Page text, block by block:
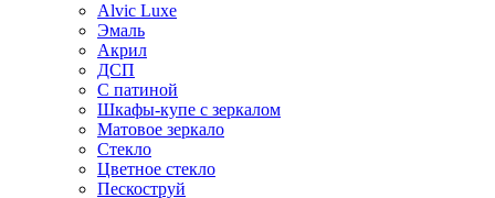
Alvic Luxe
Эмаль
Акрил
ДСП
С патиной
Шкафы-купе с зеркалом
Матовое зеркало
Стекло
Цветное стекло
Пескоструй